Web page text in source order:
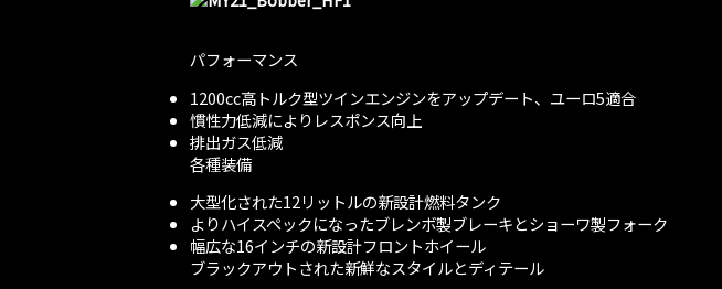
パフォーマンス
1200cc高トルク型ツインエンジンをアップデート、ユーロ5適合
慣性力低減によりレスポンス向上
排出ガス低減
各種装備
大型化された12リットルの新設計燃料タンク
よりハイスペックになったブレンボ製ブレーキとショーワ製フォーク
幅広な16インチの新設計フロントホイール
ブラックアウトされた新鮮なスタイルとディテール